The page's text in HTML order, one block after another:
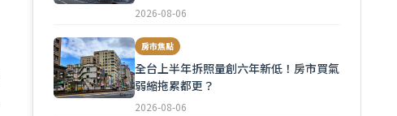
2026-08-06
房市焦點
全台上半年拆照量創六年新低！房市買氣
弱縮拖累都更？
2026-08-06